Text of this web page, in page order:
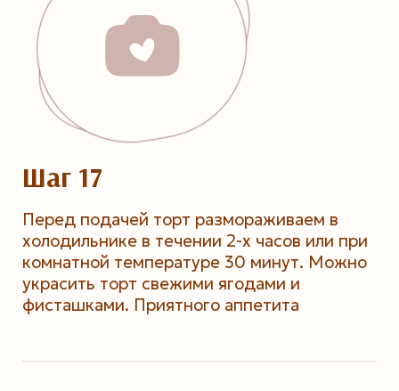
Шаг 17
Перед подачей торт размораживаем в
холодильнике в течении 2-х часов или при
комнатной температуре 30 минут. Можно
украсить торт свежими ягодами и
фисташками. Приятного аппетита